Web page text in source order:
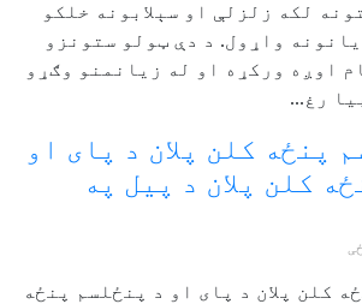
لکه زلزلې او سېلابونه خلکو
واړول. د دې ټولو ستونزو
اوږه ورکړه او له زیانمنو وګړو
رغ...
پنځه کلن پلان د پای او
کلن پلان د پیل په
کلن پلان د پای او د پنځلسم پنځه